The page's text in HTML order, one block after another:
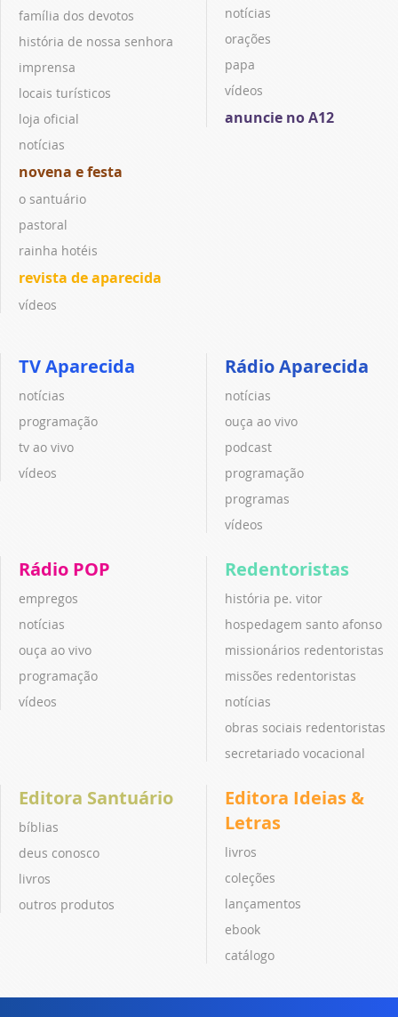
família dos devotos
história de nossa senhora
imprensa
locais turísticos
loja oficial
notícias
novena e festa
o santuário
pastoral
rainha hotéis
revista de aparecida
vídeos
notícias
orações
papa
vídeos
anuncie no A12
TV Aparecida
notícias
programação
tv ao vivo
vídeos
Rádio Aparecida
notícias
ouça ao vivo
podcast
programação
programas
vídeos
Rádio POP
empregos
notícias
ouça ao vivo
programação
vídeos
Redentoristas
história pe. vitor
hospedagem santo afonso
missionários redentoristas
missões redentoristas
notícias
obras sociais redentoristas
secretariado vocacional
Editora Santuário
bíblias
deus conosco
livros
outros produtos
Editora Ideias &
Letras
livros
coleções
lançamentos
ebook
catálogo